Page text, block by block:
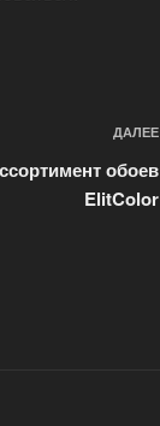
ДАЛЕЕ
обоев
ElitColor